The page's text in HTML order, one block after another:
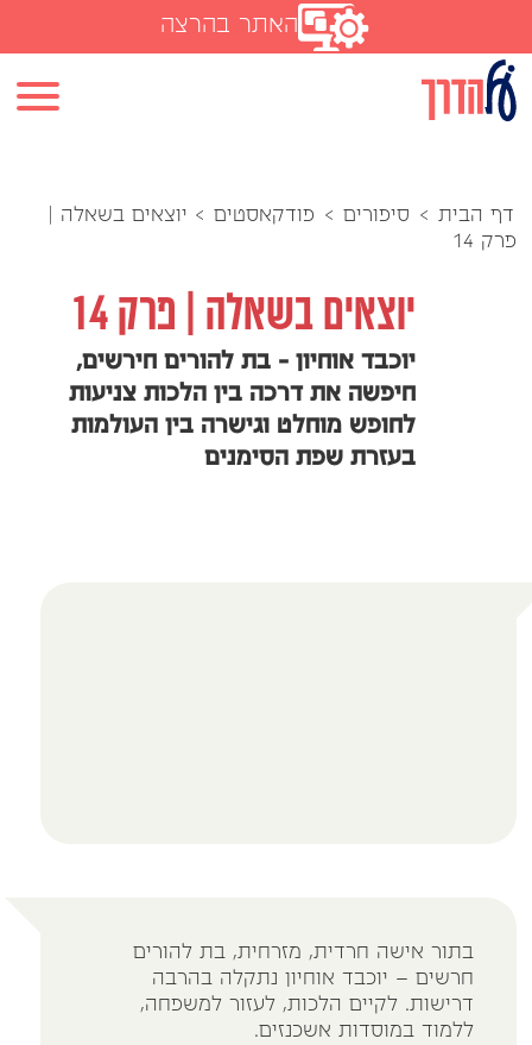
האתר בהרצה
דף הבית > סיפורים > פודקאסטים > יוצאים בשאלה |
פרק 14
יוצאים בשאלה | פרק 14
יוכבד אוחיון - בת להורים חירשים,
חיפשה את דרכה בין הלכות צניעות
לחופש מוחלט וגישרה בין העולמות
בעזרת שפת הסימנים
בתור אישה חרדית, מזרחית, בת להורים
חרשים – יוכבד אוחיון נתקלה בהרבה
דרישות. לקיים הלכות, לעזור למשפחה,
ללמוד במוסדות אשכנזים.